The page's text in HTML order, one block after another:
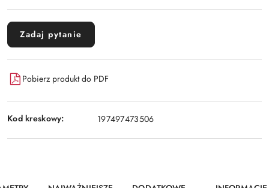
Zadaj pytanie
Pobierz produkt do PDF
Kod kreskowy: 197497473506